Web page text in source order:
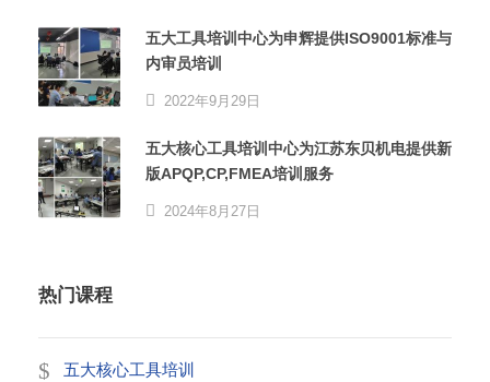
五大工具培训中心为申辉提供ISO9001标准与
内审员培训
2022年9月29日
五大核心工具培训中心为江苏东贝机电提供新
版APQP,CP,FMEA培训服务
2024年8月27日
热门课程
五大核心工具培训